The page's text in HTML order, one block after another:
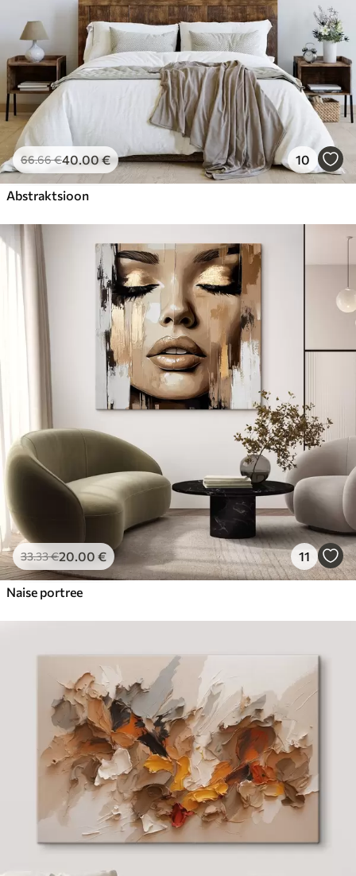
66.66€40.00€ 10
Abstraktsioon
33.33€20.00 € 11
Naise portree